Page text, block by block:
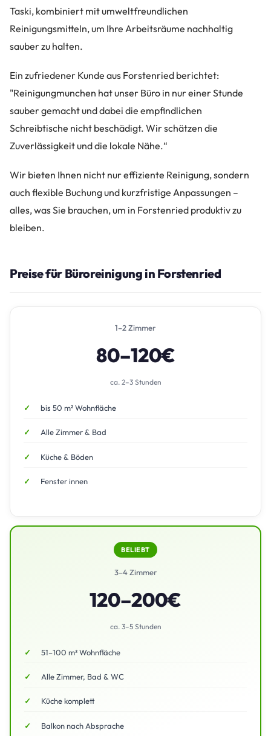
Taski, kombiniert mit umweltfreundlichen
Reinigungsmitteln, um Ihre Arbeitsräume nachhaltig
sauber zu halten.
Ein zufriedener Kunde aus Forstenried berichtet:
"Reinigungmunchen hat unser Büro in nur einer Stunde
sauber gemacht und dabei die empfindlichen
Schreibtische nicht beschädigt. Wir schätzen die
Zuverlässigkeit und die lokale Nähe.“
Wir bieten Ihnen nicht nur effiziente Reinigung, sondern
auch flexible Buchung und kurzfristige Anpassungen –
alles, was Sie brauchen, um in Forstenried produktiv zu
bleiben.
Preise für Büroreinigung in Forstenried
1–2 Zimmer
80–120€
ca. 2–3 Stunden
bis 50 m² Wohnfläche
Alle Zimmer & Bad
Küche & Böden
Fenster innen
BELIEBT
3–4 Zimmer
120–200€
ca. 3–5 Stunden
51–100 m² Wohnfläche
Alle Zimmer, Bad & WC
Küche komplett
Balkon nach Absprache